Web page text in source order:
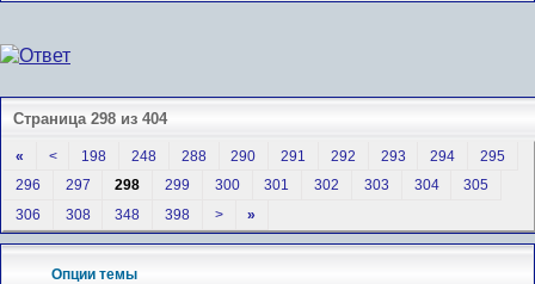
Страница 298 из 404
« < 198 248 288 290 291 292 293 294
295
296
297 298 299 300 301 302 303 304
305
306
308 348 398 > »
Опции темы